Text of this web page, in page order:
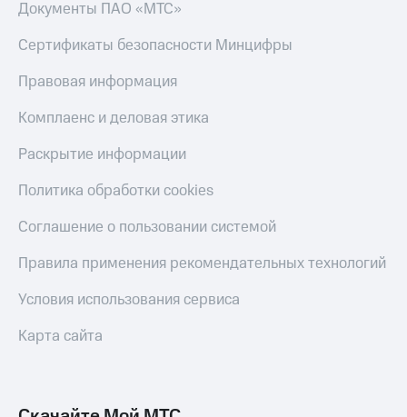
Документы ПАО «МТС»
Сертификаты безопасности Минцифры
Правовая информация
Комплаенс и деловая этика
Раскрытие информации
Политика обработки cookies
Соглашение о пользовании системой
Правила применения рекомендательных технологий
Условия использования сервиса
Карта сайта